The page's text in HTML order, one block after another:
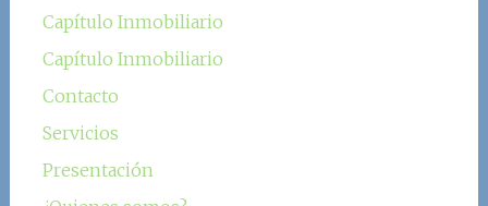
Capítulo Inmobiliario
Capítulo Inmobiliario
Contacto
Servicios
Presentación